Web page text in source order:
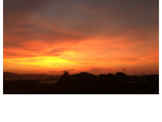
伊豆
千葉南
大阪
ルール＆How to
VOTE!